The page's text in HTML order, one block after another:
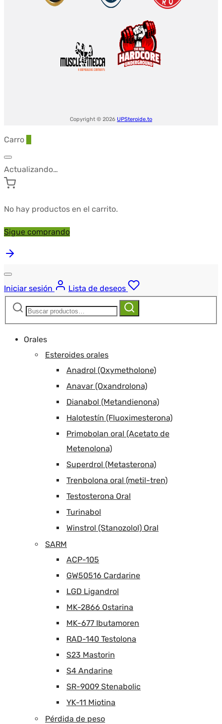
Copyright © 2026 UPSteroide.to
Carro
Actualizando…
No hay productos en el carrito.
Sigue comprando
Iniciar sesión
Lista de deseos
Buscar:
Buscar
Orales
Esteroides orales
Anadrol (Oxymetholone)
Anavar (Oxandrolona)
Dianabol (Metandienona)
Halotestín (Fluoximesterona)
Primobolan oral (Acetato de
Metenolona)
Superdrol (Metasterona)
Trenbolona oral (metil-tren)
Testosterona Oral
Turinabol
Winstrol (Stanozolol) Oral
SARM
ACP-105
GW50516 Cardarine
LGD Ligandrol
MK-2866 Ostarina
MK-677 Ibutamoren
RAD-140 Testolona
S23 Mastorin
S4 Andarine
SR-9009 Stenabolic
YK-11 Miotina
Pérdida de peso